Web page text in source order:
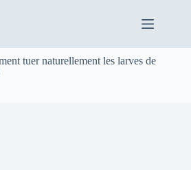
tuer naturellement les larves de